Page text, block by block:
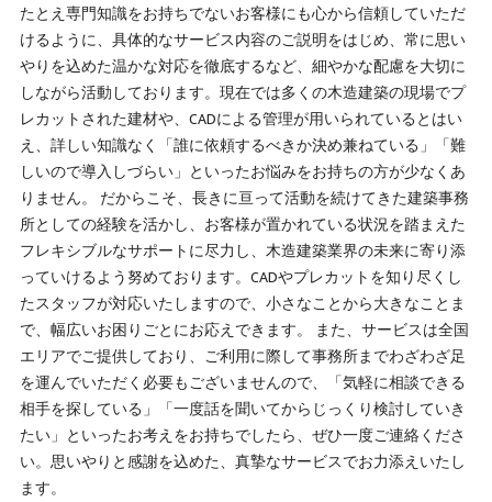
たとえ専門知識をお持ちでないお客様にも心から信頼していただ
けるように、具体的なサービス内容のご説明をはじめ、常に思い
やりを込めた温かな対応を徹底するなど、細やかな配慮を大切に
しながら活動しております。現在では多くの木造建築の現場でプ
レカットされた建材や、CADによる管理が用いられているとはい
え、詳しい知識なく「誰に依頼するべきか決め兼ねている」「難
しいので導入しづらい」といったお悩みをお持ちの方が少なくあ
りません。 だからこそ、長きに亘って活動を続けてきた建築事務
所としての経験を活かし、お客様が置かれている状況を踏まえた
フレキシブルなサポートに尽力し、木造建築業界の未来に寄り添
っていけるよう努めております。CADやプレカットを知り尽くし
たスタッフが対応いたしますので、小さなことから大きなことま
で、幅広いお困りごとにお応えできます。 また、サービスは全国
エリアでご提供しており、ご利用に際して事務所までわざわざ足
を運んでいただく必要もございませんので、「気軽に相談できる
相手を探している」「一度話を聞いてからじっくり検討していき
たい」といったお考えをお持ちでしたら、ぜひ一度ご連絡くださ
い。思いやりと感謝を込めた、真摯なサービスでお力添えいたし
ます。